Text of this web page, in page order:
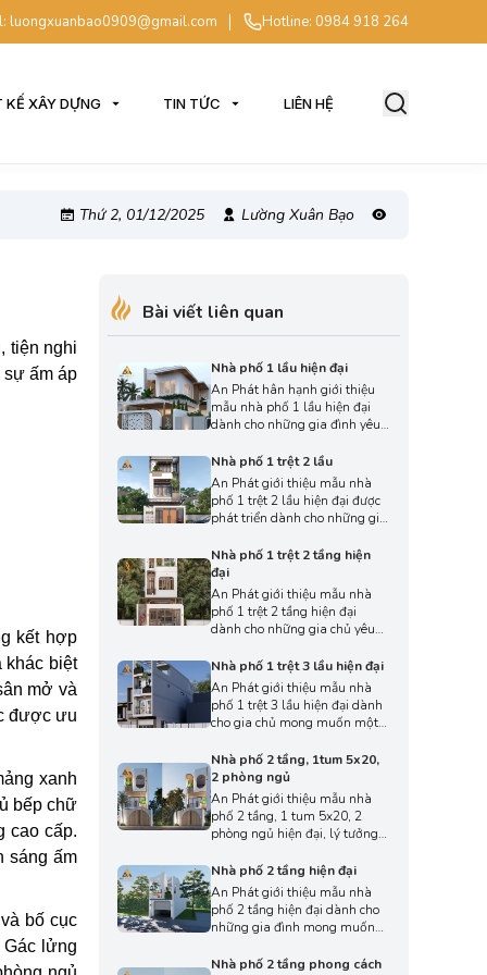
luongxuanbao0909@gmail.com Hotline: 0984 918 264
KẾ XÂY DỰNG TIN TỨC LIÊN HỆ
Thứ 2, 01/12/2025 Lường Xuân Bạo
tiện nghi
ấm áp
kết hợp
khác biệt
mở và
được ưu
xanh
bếp chữ
cao cấp.
sáng ấm
bố cục
Gác lửng
Bài viết liên quan
Nhà phố 1 lầu hiện đại
An Phát hân hạnh giới thiệu
mẫu nhà phố 1 lầu hiện đại
dành cho những gia đình yêu
trung, năng động và ưu tiên
công năng tối ưu trong diện
tích vừa phải. Thiết kế tập
trung vào đường nét gọn gàng
và hình khối rõ ràng, mang
đến tổng thể tinh tế và cuốn
hút giữa khu đô thị.
Nhà phố 1 trệt 2 lầu
An Phát giới thiệu mẫu nhà
phố 1 trệt 2 lầu hiện đại được
phát triển dành cho những gia
gian sống tiện nghi, thoáng
sáng và tối ưu diện tích đất
phố. Thiết kế mang phong
cách trẻ trung với đường nét
gọn gàng, tạo cảm giác sang
trọng và hài hòa trong tổng
thể kiến trúc.
Nhà phố 1 trệt 2 tầng hiện
đại
An Phát giới thiệu mẫu nhà
phố 1 trệt 2 tầng hiện đại
dành cho những gia chủ yêu
trung, tiện nghi và phù hợp
với nhịp sống đô thị năng
động. Thiết kế hiện đại được
thể hiện qua hình khối rõ ràng,
đường nét tối giản, tạo nên
tổng thể hài hòa nhưng vẫn
mang dấu ấn riêng.
Nhà phố 1 trệt 3 lầu hiện đại
An Phát giới thiệu mẫu nhà
phố 1 trệt 3 lầu hiện đại dành
cho gia chủ mong muốn một
sang trọng và tối ưu diện tích
trong khu đô thị đông đúc.
Thiết kế theo phong cách hiện
đại được thể hiện qua hình
khối rõ ràng, tạo nên diện mạo
trẻ trung nhưng vẫn đảm bảo
sự hài hòa.
Nhà phố 2 tầng, 1tum 5x20,
2 phòng ngủ
An Phát giới thiệu mẫu nhà
phố 2 tầng, 1 tum 5x20, 2
phòng ngủ hiện đại, lý tưởng
hướng đến sự tối giản, tận
dụng ánh sáng tự nhiên tối
đa, tạo cảm giác thông thoáng
và rộng rãi. Mặt tiền trẻ trung
kết hợp màu sắc nhã nhặn,
mang đến không gian sống
Nhà phố 2 tầng hiện đại
An Phát giới thiệu mẫu nhà
phố 2 tầng hiện đại dành cho
những gia đình mong muốn
nghi, thoáng sáng và tối ưu
Nhà phố 2 tầng phong cách